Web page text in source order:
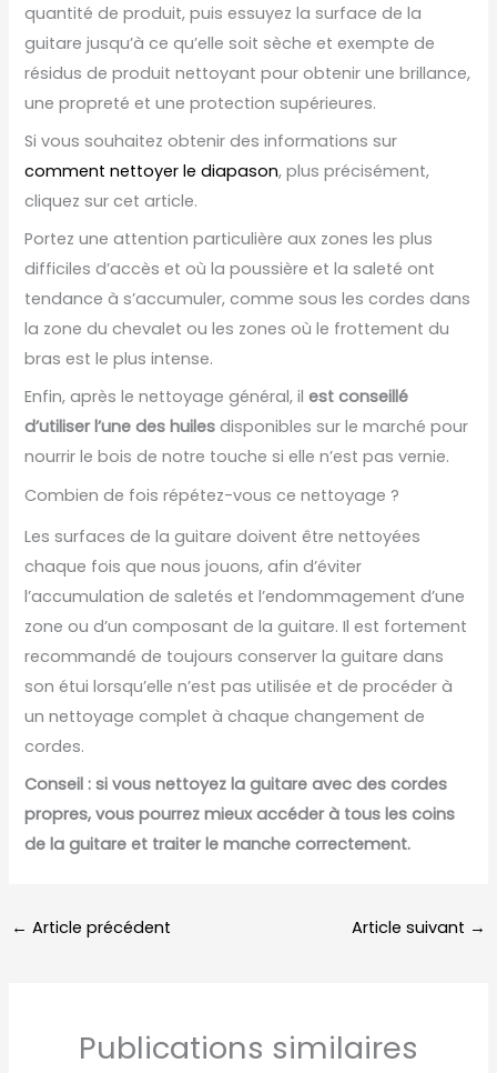
quantité de produit, puis essuyez la surface de la
guitare jusqu’à ce qu’elle soit sèche et exempte de
résidus de produit nettoyant pour obtenir une brillance,
une propreté et une protection supérieures.
Si vous souhaitez obtenir des informations sur
comment nettoyer le diapason, plus précisément,
cliquez sur cet article.
Portez une attention particulière aux zones les plus
difficiles d’accès et où la poussière et la saleté ont
tendance à s’accumuler, comme sous les cordes dans
la zone du chevalet ou les zones où le frottement du
bras est le plus intense.
Enfin, après le nettoyage général, ilest conseillé
d’utiliser l’une des huiles disponibles sur le marché pour
nourrir le bois de notre touche si elle n’est pas vernie.
Combien de fois répétez-vous ce nettoyage ?
Les surfaces de la guitare doivent être nettoyées
chaque fois que nous jouons, afin d’éviter
l’accumulation de saletés et l’endommagement d’une
zone ou d’un composant de la guitare. Il est fortement
recommandé de toujours conserver la guitare dans
son étui lorsqu’elle n’est pas utilisée et de procéder à
un nettoyage complet à chaque changement de
cordes.
Conseil : si vous nettoyez la guitare avec des cordes
propres, vous pourrez mieux accéder à tous les coins
de la guitare et traiter le manche correctement.
← Article précédent Article suivant →
Publications similaires